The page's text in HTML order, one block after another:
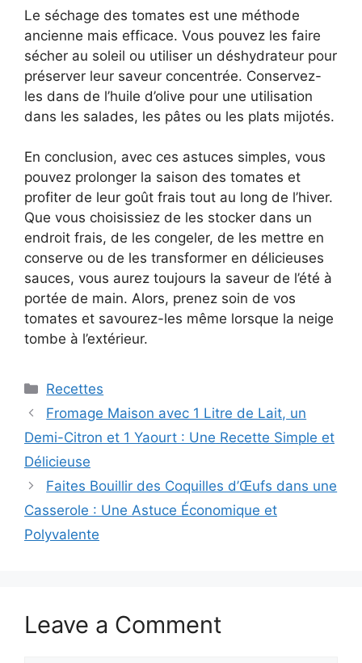
Le séchage des tomates est une méthode
ancienne mais efficace. Vous pouvez les faire
sécher au soleil ou utiliser un déshydrateur pour
préserver leur saveur concentrée. Conservez-
les dans de l’huile d’olive pour une utilisation
dans les salades, les pâtes ou les plats mijotés.
En conclusion, avec ces astuces simples, vous
pouvez prolonger la saison des tomates et
profiter de leur goût frais tout au long de l’hiver.
Que vous choisissiez de les stocker dans un
endroit frais, de les congeler, de les mettre en
conserve ou de les transformer en délicieuses
sauces, vous aurez toujours la saveur de l’été à
portée de main. Alors, prenez soin de vos
tomates et savourez-les même lorsque la neige
tombe à l’extérieur.
Categories
Recettes
Fromage Maison avec 1 Litre de Lait, un
Demi-Citron et 1 Yaourt : Une Recette Simple et
Délicieuse
Faites Bouillir des Coquilles d’Œufs dans une
Casserole : Une Astuce Économique et
Polyvalente
Leave a Comment